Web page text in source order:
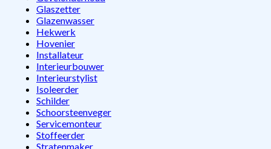
Glaszetter
Glazenwasser
Hekwerk
Hovenier
Installateur
Interieurbouwer
Interieurstylist
Isoleerder
Schilder
Schoorsteenveger
Servicemonteur
Stoffeerder
Stratenmaker